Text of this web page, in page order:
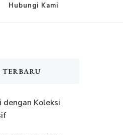
Hubungi Kami
TERBARU
dengan Koleksi